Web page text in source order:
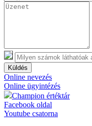
Küldés
Online nevezés
Online ügyintézés
Champion értéktár
Facebook oldal
Youtube csatorna